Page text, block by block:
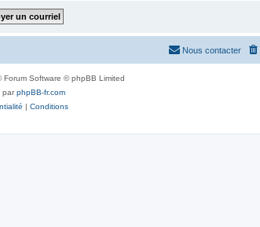
Nous contacter
Forum Software © phpBB Limited
parphpBB-fr.com
| Conditions